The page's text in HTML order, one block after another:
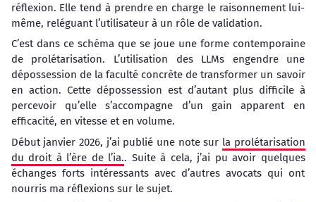
réflexion. Elle tend à prendre en charge le raisonnement lui-
même, reléguant l’utilisateur à un rôle de validation.
C’est dans ce schéma que se joue une forme contemporaine
de prolétarisation. L’utilisation des LLMs engendre une
dépossession de la faculté concrète de transformer un savoir
en action. Cette dépossession est d’autant plus difficile à
percevoir qu’elle s’accompagne d’un gain apparent en
efficacité, en vitesse et en volume.
Début janvier 2026, j’ai publié une note sur la prolétarisation
du droit à l’ère de l’ia.. Suite à cela, j’ai pu avoir quelques
échanges forts intéressants avec d’autres avocats qui ont
nourris ma réflexions sur le sujet.